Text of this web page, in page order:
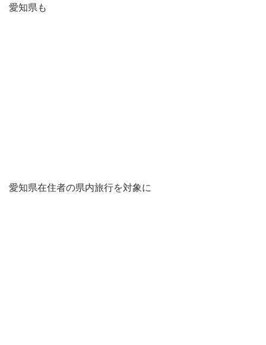
愛知県も
愛知県在住者の県内旅行を対象に